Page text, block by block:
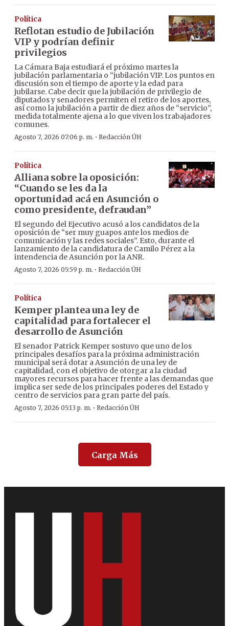
Política
Reflotan estudio de Jubilación
VIP y podrían definir
privilegios
La Cámara Baja estudiará el próximo martes la
jubilación parlamentaria o “jubilación VIP. Los puntos en
discusión son el tiempo de aporte y la edad para
jubilarse. Cabe decir que la jubilación de privilegio de
diputados y senadores permiten el retiro de los aportes,
así como la jubilación a partir de diez años de “servicio”,
medida totalmente ajena a lo que viven los trabajadores
comunes.
Agosto 7, 2026 07:06 p. m. · Redacción ÚH
Política
Alliana sobre la oposición:
“Cuando se les da la
oportunidad acá en Asunción o
como presidente, defraudan”
El segundo del Ejecutivo acusó a los candidatos de la
oposición de “ser muy guapos ante los medios de
comunicación y las redes sociales”. Esto, durante el
lanzamiento de la candidatura de Camilo Pérez a la
intendencia de Asunción por la ANR.
Agosto 7, 2026 05:59 p. m. · Redacción ÚH
Política
Kemper plantea una ley de
capitalidad para fortalecer el
desarrollo de Asunción
El senador Patrick Kemper sostuvo que uno de los
principales desafíos para la próxima administración
municipal será dotar a Asunción de una ley de
capitalidad, con el objetivo de otorgar a la ciudad
mayores recursos para hacer frente a las demandas que
implica ser sede de los principales poderes del Estado y
centro de servicios para gran parte del país.
Agosto 7, 2026 05:13 p. m. · Redacción ÚH
Carga Más